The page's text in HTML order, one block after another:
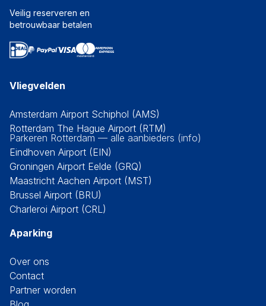
Veilig reserveren en
betrouwbaar betalen
Vliegvelden
Amsterdam Airport Schiphol (AMS)
Rotterdam The Hague Airport (RTM)
Parkeren Rotterdam — alle aanbieders (info)
Eindhoven Airport (EIN)
Groningen Airport Eelde (GRQ)
Maastricht Aachen Airport (MST)
Brussel Airport (BRU)
Charleroi Airport (CRL)
Aparking
Over ons
Contact
Partner worden